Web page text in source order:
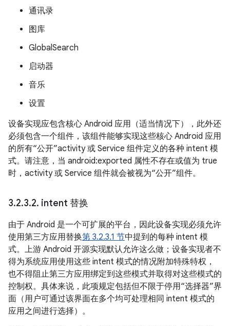
通讯录
图库
GlobalSearch
启动器
音乐
设置
设备实现应包含核心 Android 应用（适当情况下），此外还
必须包含一个组件，该组件能够实现这些核心 Android 应用
的所有“公开”activity 或 Service 组件定义的各种 intent 模
式。请注意，当 android:exported 属性不存在或值为 true
时，activity 或 Service 组件就会被视为“公开”组件。
3.2.3.2. intent 替换
由于 Android 是一个可扩展的平台，因此设备实现必须允许
使用第三方应用替换第 3.2.3.1 节中提到的每种 intent 模
式。上游 Android 开源实现默认允许这么做；设备实现者不
得为系统应用使用这些 intent 模式的情况附加特殊特权，
也不得阻止第三方应用绑定到这些模式并取得对这些模式的
控制权。具体来说，此项规定包括但不限于停用“选择器”界
面（用户可通过该界面在多个均可处理相同 intent 模式的
应用之间进行选择）。